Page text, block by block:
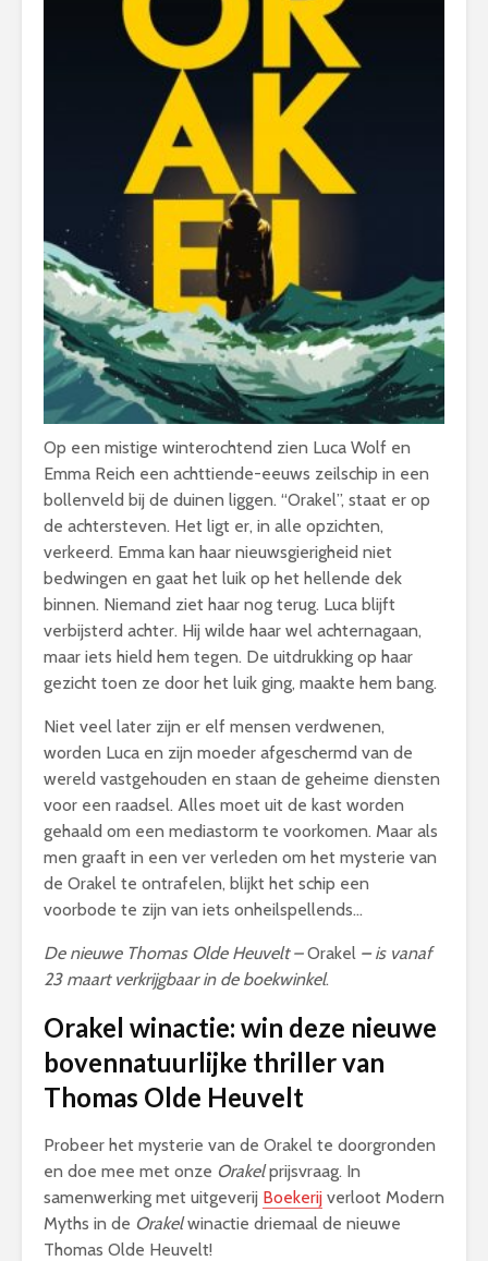
Op een mistige winterochtend zien Luca Wolf en
Emma Reich een achttiende-eeuws zeilschip in een
bollenveld bij de duinen liggen. “Orakel”, staat er op
de achtersteven. Het ligt er, in alle opzichten,
verkeerd. Emma kan haar nieuwsgierigheid niet
bedwingen en gaat het luik op het hellende dek
binnen. Niemand ziet haar nog terug. Luca blijft
verbijsterd achter. Hij wilde haar wel achternagaan,
maar iets hield hem tegen. De uitdrukking op haar
gezicht toen ze door het luik ging, maakte hem bang.
Niet veel later zijn er elf mensen verdwenen,
worden Luca en zijn moeder afgeschermd van de
wereld vastgehouden en staan de geheime diensten
voor een raadsel. Alles moet uit de kast worden
gehaald om een mediastorm te voorkomen. Maar als
men graaft in een ver verleden om het mysterie van
de Orakel te ontrafelen, blijkt het schip een
voorbode te zijn van iets onheilspellends…
De nieuwe Thomas Olde Heuvelt –Orakel – is vanaf
23 maart verkrijgbaar in de boekwinkel.
Orakel winactie: win deze nieuwe
bovennatuurlijke thriller van
Thomas Olde Heuvelt
Probeer het mysterie van de Orakel te doorgronden
en doe mee met onze Orakelprijsvraag. In
samenwerking met uitgeverij Boekerij verloot Modern
Myths in de Orakelwinactie driemaal de nieuwe
Thomas Olde Heuvelt!